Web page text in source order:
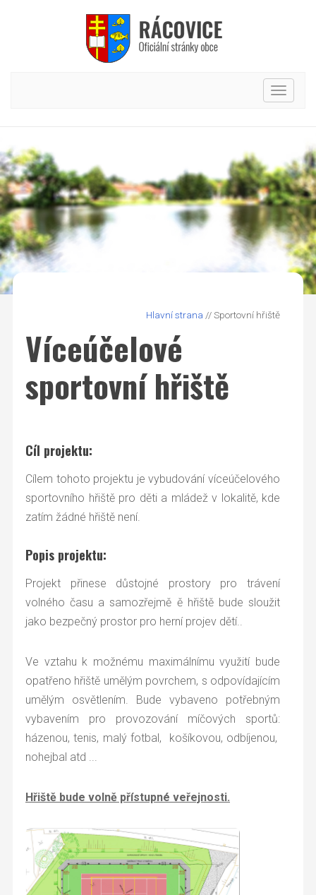
Hlavní
Hlavní strana // Sportovní hřiště
Víceúčelové
sportovní hřiště
Cíl projektu:
Cílem tohoto projektu je vybudování víceúčelového
sportovního hřiště pro děti a mládež v lokalitě, kde
zatím žádné hřiště není.
Popis projektu:
Projekt přinese důstojné prostory pro trávení
volného času a samozřejmě ě hřiště bude sloužit
jako bezpečný prostor pro herní projev dětí..
Ve vztahu k možnému maximálnímu využití bude
opatřeno hřiště umělým povrchem, s odpovídajícím
umělým osvětlením. Bude vybaveno potřebným
vybavením pro provozování míčových sportů:
házenou, tenis, malý fotbal, košíkovou, odbíjenou,
nohejbal atd ...
Hřiště bude volně přístupné veřejnosti.